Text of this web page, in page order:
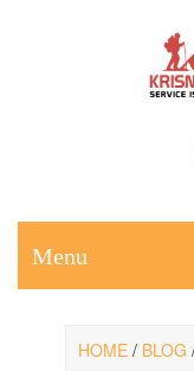
Menu
HOME / BLOG